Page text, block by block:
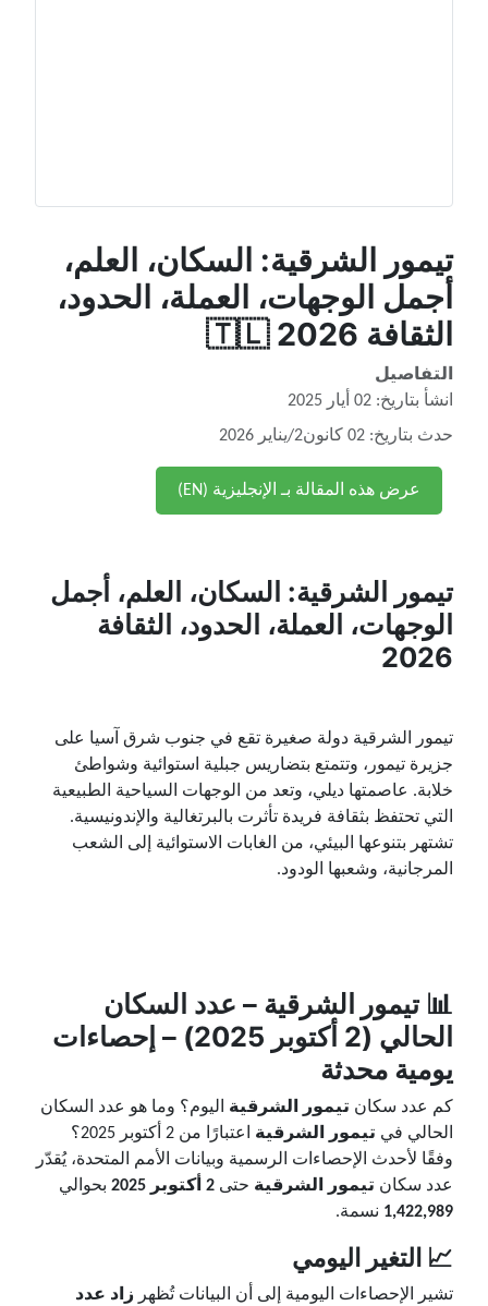
تيمور الشرقية: السكان، العلم،
أجمل الوجهات، العملة، الحدود،
الثقافة 2026 🇹🇱
التفاصيل
انشأ بتاريخ: 02 أيار 2025
حدث بتاريخ: 02 كانون2/يناير 2026
عرض هذه المقالة بـ الإنجليزية (EN)
تيمور الشرقية: السكان، العلم، أجمل
الوجهات، العملة، الحدود، الثقافة
2026
تيمور الشرقية دولة صغيرة تقع في جنوب شرق آسيا على
جزيرة تيمور، وتتمتع بتضاريس جبلية استوائية وشواطئ
خلابة. عاصمتها ديلي، وتعد من الوجهات السياحية الطبيعية
التي تحتفظ بثقافة فريدة تأثرت بالبرتغالية والإندونيسية.
تشتهر بتنوعها البيئي، من الغابات الاستوائية إلى الشعب
المرجانية، وشعبها الودود.
📊تيمور الشرقية – عدد السكان
الحالي (2 أكتوبر 2025) – إحصاءات
يومية محدثة
كم عدد سكان تيمور الشرقية اليوم؟ وما هو عدد السكان
الحالي في تيمور الشرقية اعتبارًا من 2 أكتوبر 2025؟
وفقًا لأحدث الإحصاءات الرسمية وبيانات الأمم المتحدة، يُقدّر
عدد سكان تيمور الشرقية حتى 2 أكتوبر 2025
بحوالي
1,422,989 نسمة.
📈 التغير اليومي
تشير الإحصاءات اليومية إلى أن البيانات تُظهر زاد عدد